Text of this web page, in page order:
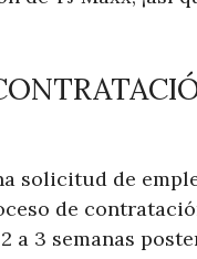
solicitud de
de
a 3 semanas